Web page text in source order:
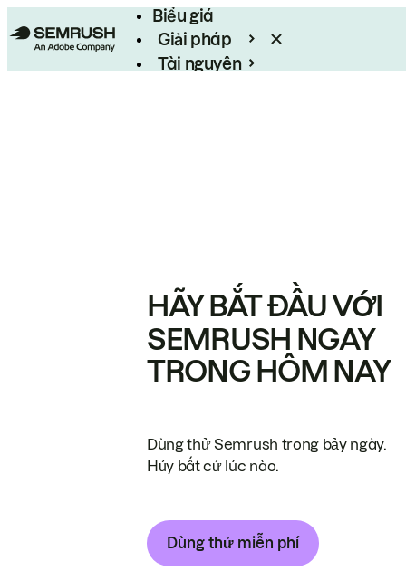
Biểu giá
Giải pháp
Tài nguyên
HÃY BẮT ĐẦU VỚI
SEMRUSH NGAY
TRONG HÔM NAY
Dùng thử Semrush trong bảy ngày.
Hủy bất cứ lúc nào.
Dùng thử miễn phí